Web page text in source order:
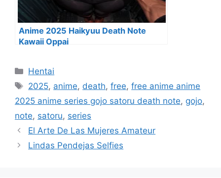
Anime 2025 Haikyuu Death Note
Kawaii Oppai
Categorías
Hentai
Etiquetas
2025, anime, death,free,free anime anime
2025 anime series gojo satoru death note, gojo,
note, satoru, series
El Arte De Las Mujeres Amateur
Lindas Pendejas Selfies